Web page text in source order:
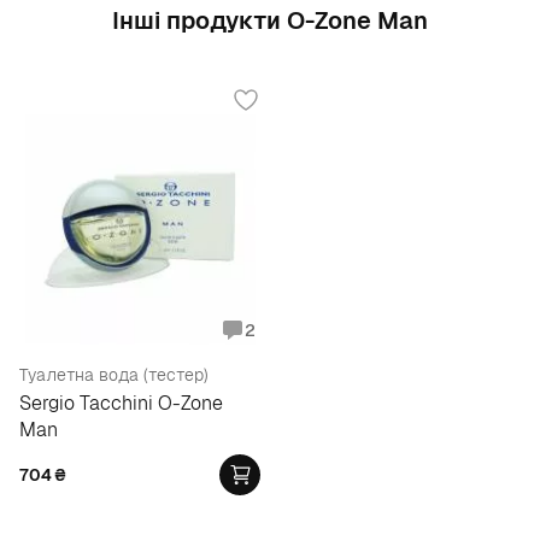
Інші продукти O-Zone Man
2
Туалетна вода (тестер)
Sergio Tacchini O-Zone
Man
704₴